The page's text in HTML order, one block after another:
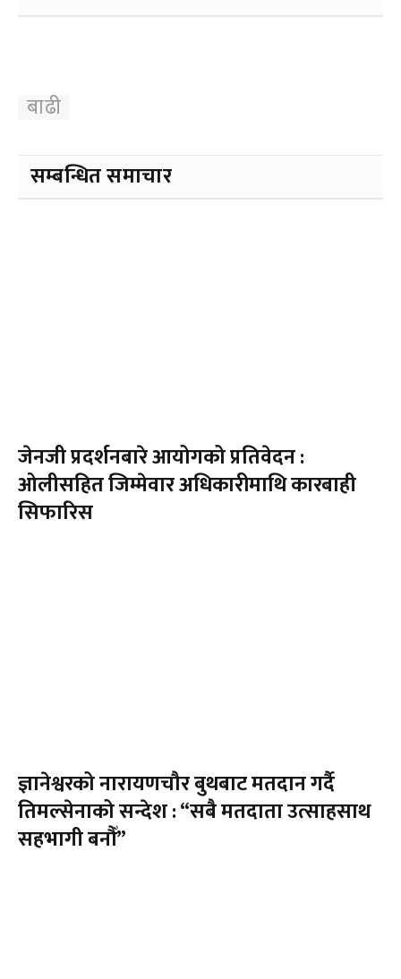
बाढी
सम्बन्धित समाचार
जेनजी प्रदर्शनबारे आयोगको प्रतिवेदन :
ओलीसहित जिम्मेवार अधिकारीमाथि कारबाही
सिफारिस
ज्ञानेश्वरको नारायणचौर बुथबाट मतदान गर्दै
तिमल्सेनाको सन्देश : “सबै मतदाता उत्साहसाथ
सहभागी बनौँ”